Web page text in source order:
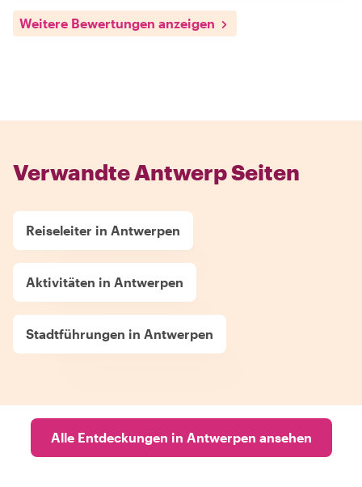
Weitere Bewertungen anzeigen
Verwandte Antwerp Seiten
Reiseleiter in Antwerpen
Aktivitäten in Antwerpen
Stadtführungen in Antwerpen
Alle Entdeckungen in Antwerpen ansehen